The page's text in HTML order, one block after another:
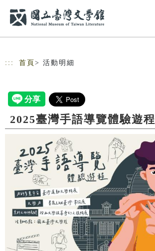
::: 首頁 > 活動明細
2025臺灣手語導覽體驗遊程